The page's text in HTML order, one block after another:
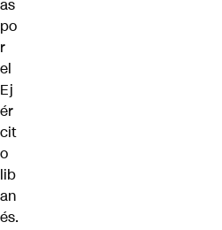
as
po
r
el
Ej
ér
cit
o
lib
an
és.